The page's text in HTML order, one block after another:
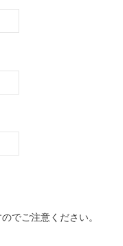
でご注意ください。